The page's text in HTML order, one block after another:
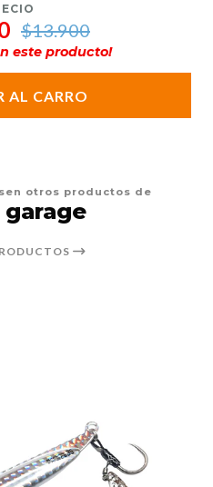
$13.900
este producto!
AL CARRO
otros productos de